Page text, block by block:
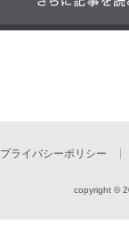
プライバシーポリシー
copyright ©